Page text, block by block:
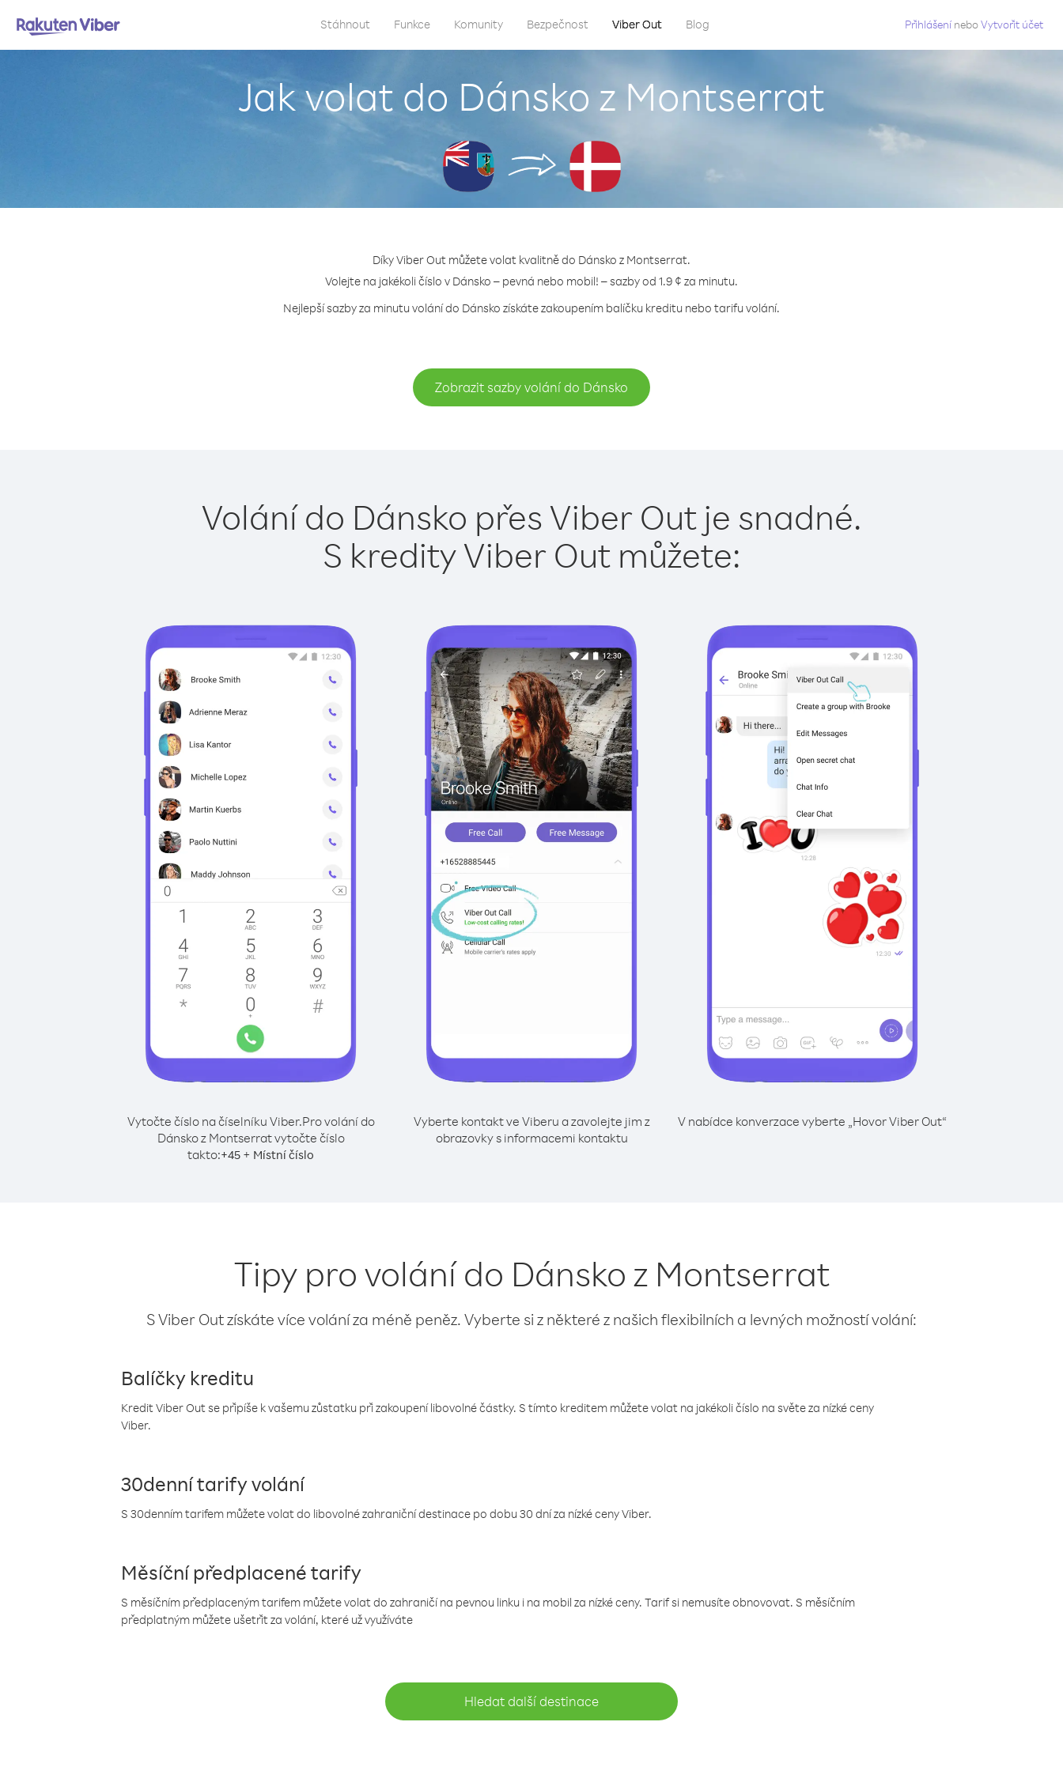
Stáhnout Funkce Komunity Bezpečnost Viber Out Blog Přihlášení neboVytvořit účet
Jak volat do Dánsko z Montserrat
Díky Viber Out můžete volat kvalitně do Dánsko z Montserrat.
Volejte na jakékoli číslo v Dánsko – pevná nebo mobil! – sazby od 1.9 ¢ za minutu.
Nejlepší sazby za minutu volání do Dánsko získáte zakoupením balíčku kreditu nebo tarifu volání.
Zobrazit sazby volání do Dánsko
Volání do Dánsko přes Viber Out je snadné.
S kredity Viber Out můžete:
Vytočte číslo na číselníku Viber.Pro volání do
Dánsko z Montserrat vytočte číslo
takto:+45 + Místní číslo
Vyberte kontakt ve Viberu a zavolejte jim z
obrazovky s informacemi kontaktu
V nabídce konverzace vyberte „Hovor Viber Out“
Tipy pro volání do Dánsko z Montserrat
S Viber Out získáte více volání za méně peněz. Vyberte si z některé z našich flexibilních a levných možností volání:
Balíčky kreditu
Kredit Viber Out se připíše k vašemu zůstatku při zakoupení libovolné částky. S tímto kreditem můžete volat na jakékoli číslo na světe za nízké ceny
Viber.
30denní tarify volání
S 30denním tarifem můžete volat do libovolné zahraniční destinace po dobu 30 dní za nízké ceny Viber.
Měsíční předplacené tarify
S měsíčním předplaceným tarifem můžete volat do zahraničí na pevnou linku i na mobil za nízké ceny. Tarif si nemusíte obnovovat. S měsíčním
předplatným můžete ušetřit za volání, které už využíváte
Hledat další destinace